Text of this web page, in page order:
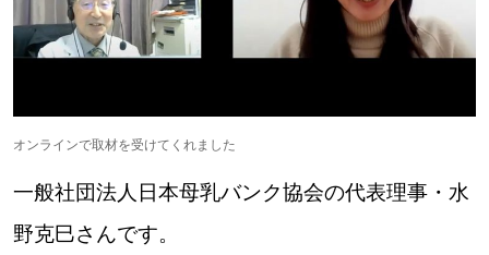
オンラインで取材を受けてくれました
一般社団法人日本母乳バンク協会の代表理事・水
野克巳さんです。